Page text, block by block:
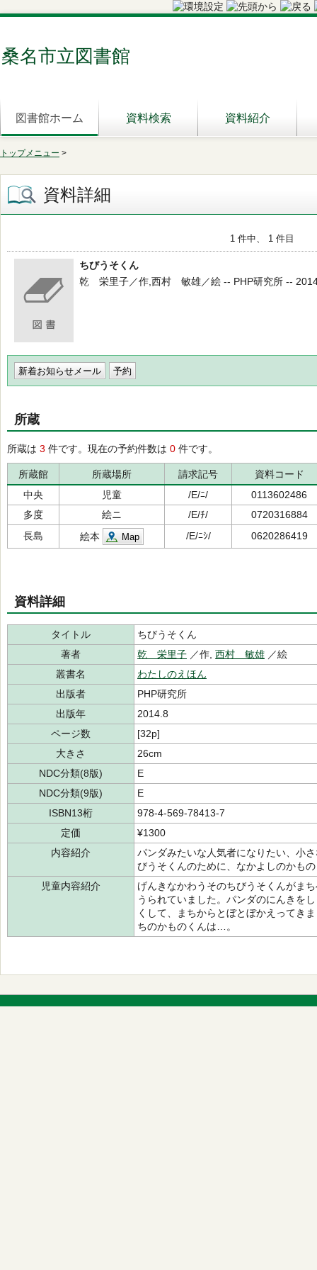
桑名市立図書館
図書館ホーム 資料検索 資料紹介
トップメニュー >
資料詳細
1 件中、 1 件目
ちびうそくん
乾 栄里子／作,西村 敏雄／絵 -- PHP研究所 --
新着お知らせメール
所蔵
所蔵は 3 件です。現在の予約件数は 0 件です。
所蔵館 所蔵場所 請求記号
資料コード
中央
児童 /E/ﾆ/
0113602486
多度
絵ニ /E/ﾁ/
0720316884
長島
絵本 Map /E/ﾆｼ/ 0620286419
資料詳細
タイトル
ちびうそくん
著者
乾 栄里子 ／作, 西村 敏雄 ／絵
叢書名
わたしのえほん
出版者
PHP研究所
出版年
2014.8
ページ数
[32p]
大きさ
26cm
NDC分類(8版)
E
NDC分類(9版)
E
ISBN13桁
978-4-569-78413-7
定価
¥1300
内容紹介
パンダみたいな人気者になりたい、小
びうそくんのために、なかよしのかも
児童内容紹介
げんきなかわうそのちびうそくんがま
うられていました。パンダのにんきを
くして、まちからとぼとぼかえってき
ちのかものくんは…。